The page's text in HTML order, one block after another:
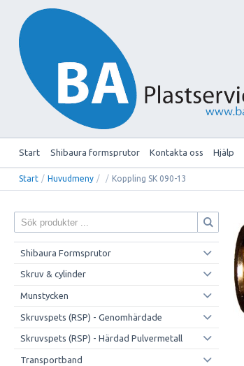
Start Shibaura formsprutor Kontakta oss Hjälp
Start / Huvudmeny / / Koppling SK 090-13
Shibaura Formsprutor
Skruv & cylinder
Munstycken
Skruvspets (RSP) - Genomhärdade
Skruvspets (RSP) - Härdad Pulvermetall
Transportband